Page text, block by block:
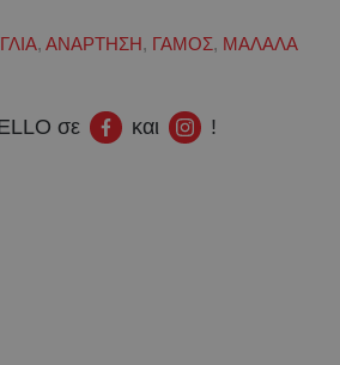
, ΑΝΑΡΤΗΣΗ, ΓΑΜΟΣ, ΜΑΛΑΛΑ
σε και !